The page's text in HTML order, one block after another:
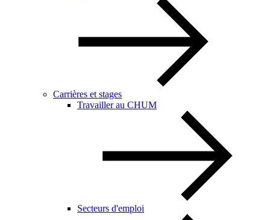
Carrières et stages
Travailler au CHUM
Secteurs d'emploi